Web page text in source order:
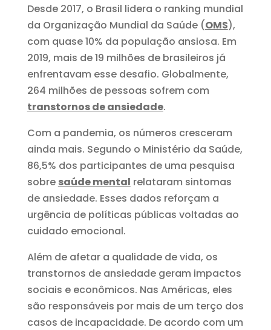
Desde 2017, o Brasil lidera o ranking mundial
da Organização Mundial da Saúde (OMS),
com quase 10% da população ansiosa. Em
2019, mais de 19 milhões de brasileiros já
enfrentavam esse desafio. Globalmente,
264 milhões de pessoas sofrem com
transtornos de ansiedade.
Com a pandemia, os números cresceram
ainda mais. Segundo o Ministério da Saúde,
86,5% dos participantes de uma pesquisa
sobre saúde mental relataram sintomas
de ansiedade. Esses dados reforçam a
urgência de políticas públicas voltadas ao
cuidado emocional.
Além de afetar a qualidade de vida, os
transtornos de ansiedade geram impactos
sociais e econômicos. Nas Américas, eles
são responsáveis por mais de um terço dos
casos de incapacidade. De acordo com um